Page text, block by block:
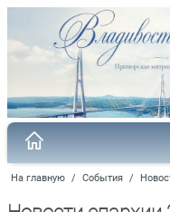
На главную / События /